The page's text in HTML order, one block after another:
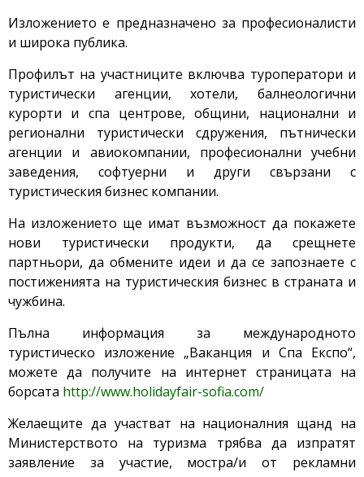
Изложението е предназначено за професионалисти
и широка публика.
Профилът на участниците включва туроператори и
туристически агенции, хотели, балнеологични
курорти и спа центрове, общини, национални и
регионални туристически сдружения, пътнически
агенции и авиокомпании, професионални учебни
заведения, софтуерни и други свързани с
туристическия бизнес компании.
На изложението ще имат възможност да покажете
нови туристически продукти, да срещнете
партньори, да обмените идеи и да се запознаете с
постиженията на туристическия бизнес в страната и
чужбина.
Пълна информация за международното
туристическо изложение „Ваканция и Спа Експо“,
можете да получите на интернет страницата на
борсата http://www.holidayfair-sofia.com/
Желаещите да участват на националния щанд на
Министерството на туризма трябва да изпратят
заявление за участие, мостра/и от рекламни